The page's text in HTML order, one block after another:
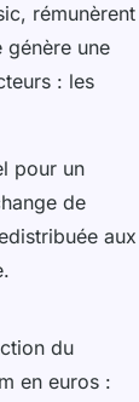
rémunèrent
génère une
: les
pour un
de
aux
du
en euros :